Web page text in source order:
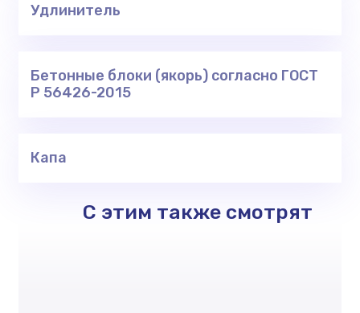
Удлинитель
Бетонные блоки (якорь) согласно ГОСТ
Р 56426-2015
Капа
С этим также смотрят